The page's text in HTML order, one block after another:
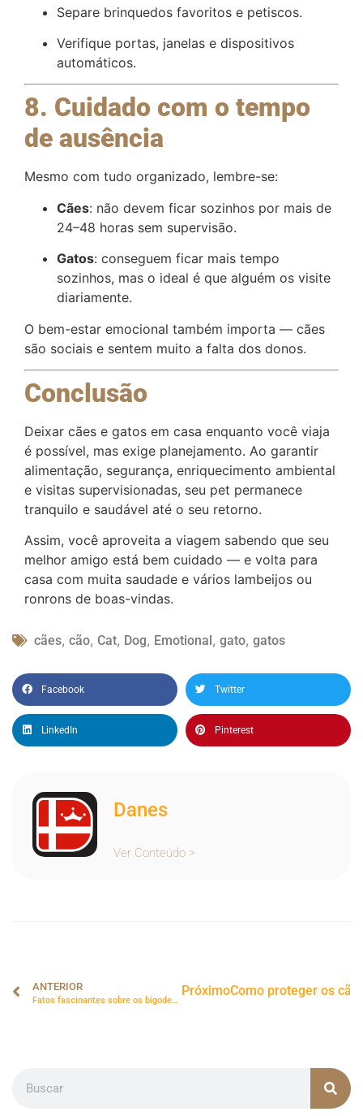
Separe brinquedos favoritos e petiscos.
Verifique portas, janelas e dispositivos
automáticos.
8. Cuidado com o tempo
de ausência
Mesmo com tudo organizado, lembre-se:
Cães: não devem ficar sozinhos por mais de
24–48 horas sem supervisão.
Gatos: conseguem ficar mais tempo
sozinhos, mas o ideal é que alguém os visite
diariamente.
O bem-estar emocional também importa — cães
são sociais e sentem muito a falta dos donos.
Conclusão
Deixar cães e gatos em casa enquanto você viaja
é possível, mas exige planejamento. Ao garantir
alimentação, segurança, enriquecimento ambiental
e visitas supervisionadas, seu pet permanece
tranquilo e saudável até o seu retorno.
Assim, você aproveita a viagem sabendo que seu
melhor amigo está bem cuidado — e volta para
casa com muita saudade e vários lambeijos ou
ronrons de boas-vindas.
cães, cão, Cat, Dog, Emotional, gato, gatos
Facebook Twitter
LinkedIn Pinterest
Danes
Ver Conteúdo >
ANTERIOR
Fatos fascinantes sobre os bigodes dos gatos.
PróximoComo proteger os